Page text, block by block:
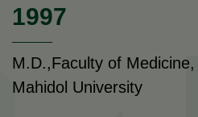
1997
M.D.,Faculty of
Mahidol University